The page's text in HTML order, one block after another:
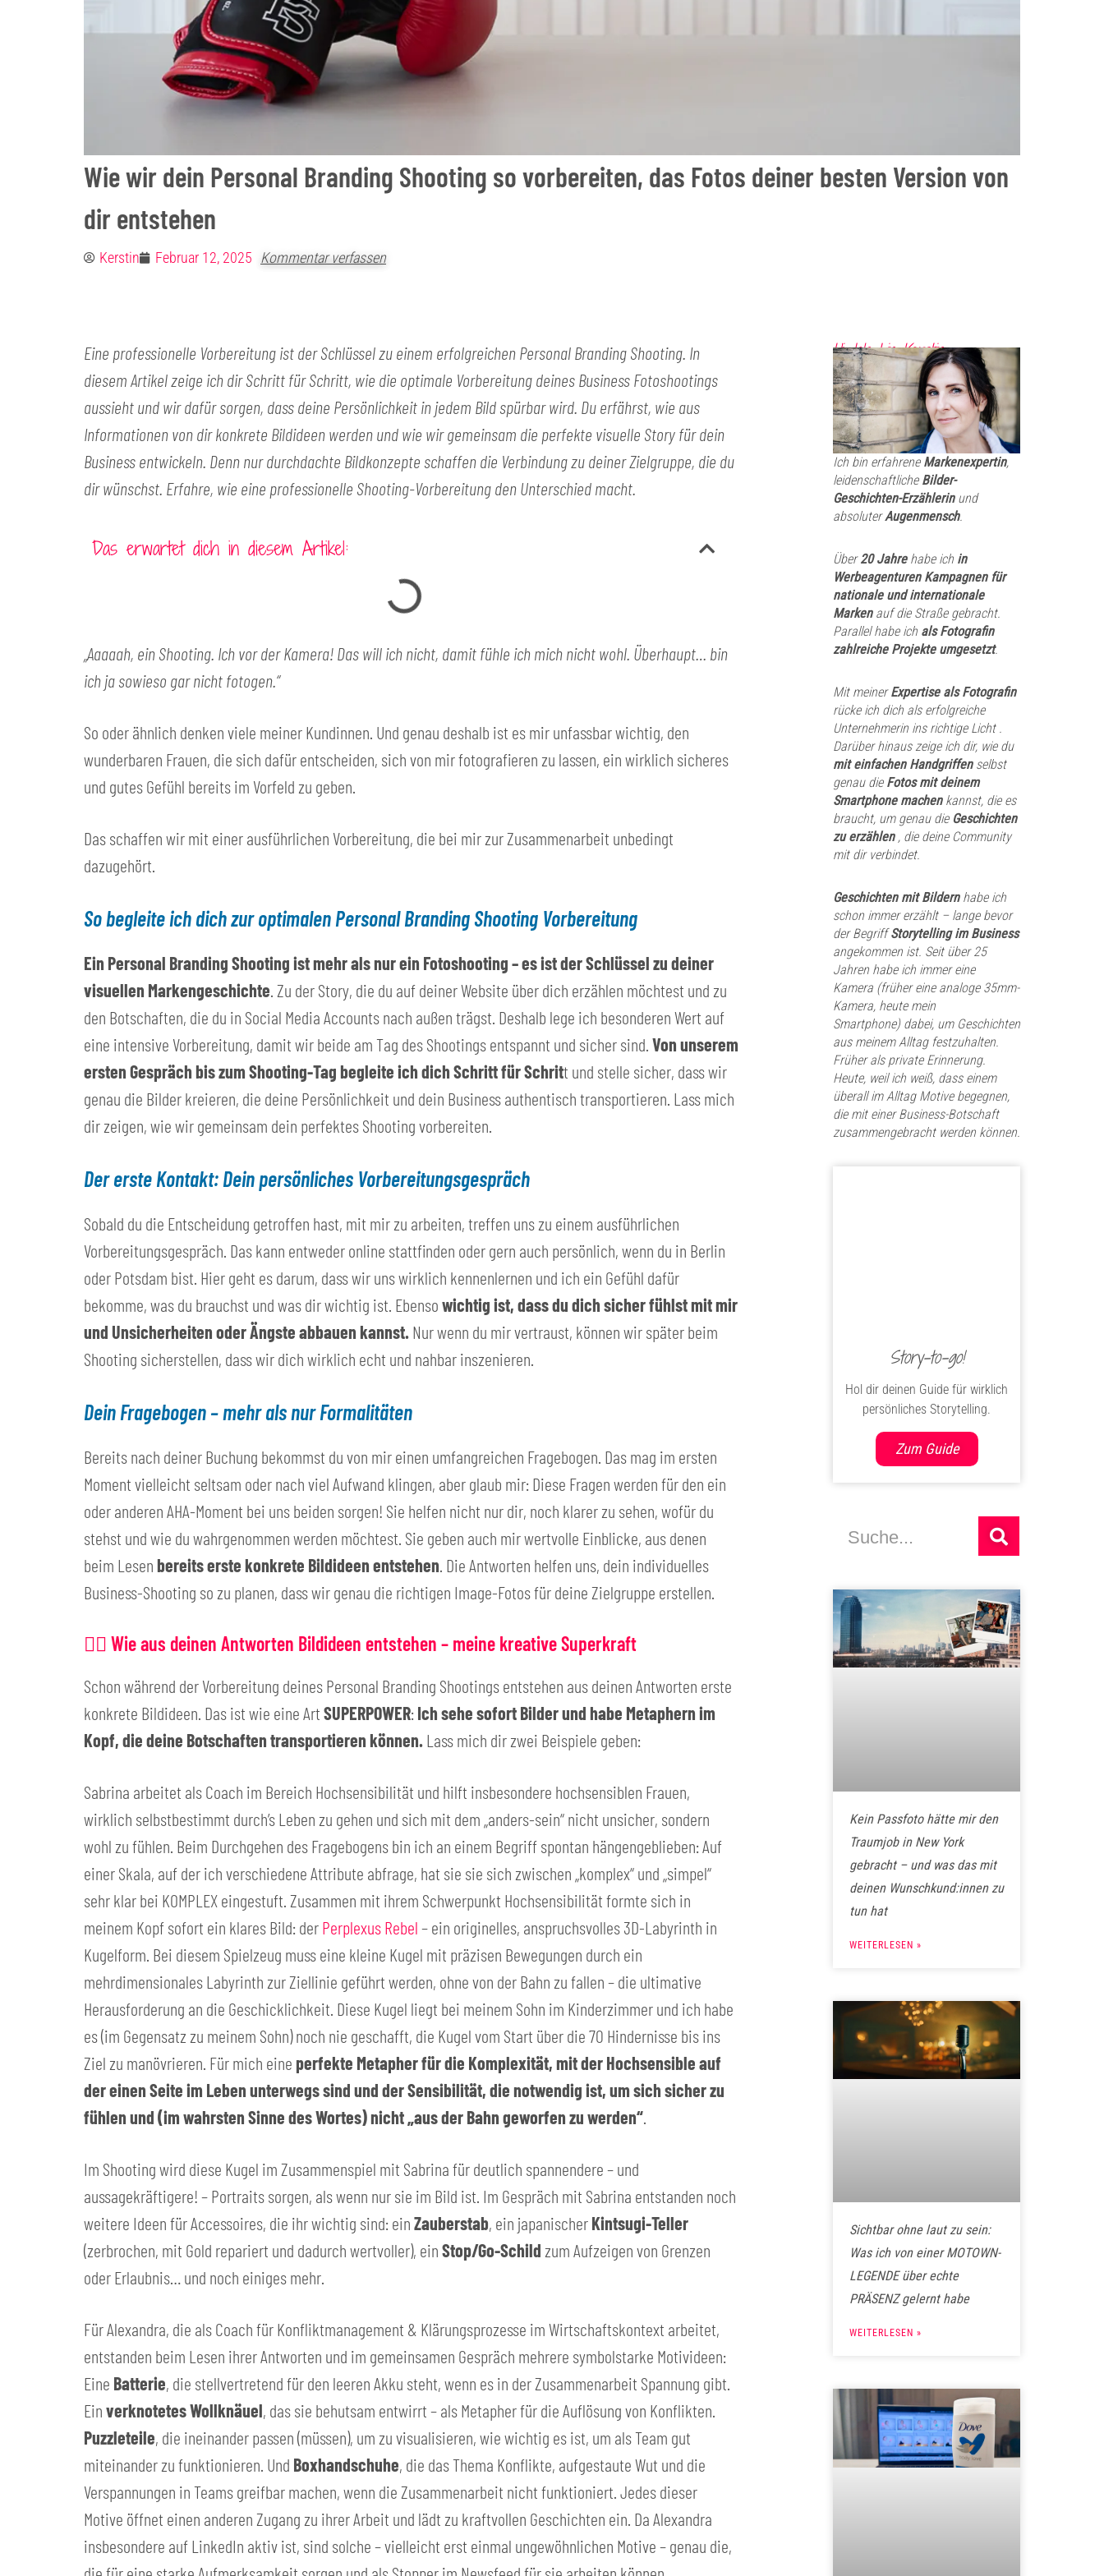
Wie wir dein Personal Branding Shooting so vorbereiten, das Fotos deiner besten Version von
dir entstehen
Kerstin Februar 12, 2025 Kommentar verfassen
Eine professionelle Vorbereitung ist der Schlüssel zu einem erfolgreichen Personal Branding Shooting. In
diesem Artikel zeige ich dir Schritt für Schritt, wie die optimale Vorbereitung deines Business Fotoshootings
aussieht und wir dafür sorgen, dass deine Persönlichkeit in jedem Bild spürbar wird. Du erfährst, wie aus
Informationen von dir konkrete Bildideen werden und wie wir gemeinsam die perfekte visuelle Story für dein
Business entwickeln. Denn nur durchdachte Bildkonzepte schaffen die Verbindung zu deiner Zielgruppe, die du
dir wünschst. Erfahre, wie eine professionelle Shooting-Vorbereitung den Unterschied macht.
Das erwartet dich in diesem Artikel:
„Aaaaah, ein Shooting. Ich vor der Kamera! Das will ich nicht, damit fühle ich mich nicht wohl. Überhaupt… bin
ich ja sowieso gar nicht fotogen.“
So oder ähnlich denken viele meiner Kundinnen. Und genau deshalb ist es mir unfassbar wichtig, den
wunderbaren Frauen, die sich dafür entscheiden, sich von mir fotografieren zu lassen, ein wirklich sicheres
und gutes Gefühl bereits im Vorfeld zu geben.
Das schaffen wir mit einer ausführlichen Vorbereitung, die bei mir zur Zusammenarbeit unbedingt
dazugehört.
So begleite ich dich zur optimalen Personal Branding Shooting Vorbereitung
Ein Personal Branding Shooting ist mehr als nur ein Fotoshooting – es ist der Schlüssel zu deiner
visuellen Markengeschichte. Zu der Story, die du auf deiner Website über dich erzählen möchtest und zu
den Botschaften, die du in Social Media Accounts nach außen trägst. Deshalb lege ich besonderen Wert auf
eine intensive Vorbereitung, damit wir beide am Tag des Shootings entspannt und sicher sind.Von unserem
ersten Gespräch bis zum Shooting-Tag begleite ich dich Schritt für Schritt und stelle sicher, dass wir
genau die Bilder kreieren, die deine Persönlichkeit und dein Business authentisch transportieren. Lass mich
dir zeigen, wie wir gemeinsam dein perfektes Shooting vorbereiten.
Der erste Kontakt: Dein persönliches Vorbereitungsgespräch
Sobald du die Entscheidung getroffen hast, mit mir zu arbeiten, treffen uns zu einem ausführlichen
Vorbereitungsgespräch. Das kann entweder online stattfinden oder gern auch persönlich, wenn du in Berlin
oder Potsdam bist. Hier geht es darum, dass wir uns wirklich kennenlernen und ich ein Gefühl dafür
bekomme, was du brauchst und was dir wichtig ist. Ebensowichtig ist, dass du dich sicher fühlst mit mir
und Unsicherheiten oder Ängste abbauen kannst. Nur wenn du mir vertraust, können wir später beim
Shooting sicherstellen, dass wir dich wirklich echt und nahbar inszenieren.
Dein Fragebogen – mehr als nur Formalitäten
Bereits nach deiner Buchung bekommst du von mir einen umfangreichen Fragebogen. Das mag im ersten
Moment vielleicht seltsam oder nach viel Aufwand klingen, aber glaub mir: Diese Fragen werden für den ein
oder anderen AHA-Moment bei uns beiden sorgen! Sie helfen nicht nur dir, noch klarer zu sehen, wofür du
stehst und wie du wahrgenommen werden möchtest. Sie geben auch mir wertvolle Einblicke, aus denen
beim Lesenbereits erste konkrete Bildideen entstehen. Die Antworten helfen uns, dein individuelles
Business-Shooting so zu planen, dass wir genau die richtigen Image-Fotos für deine Zielgruppe erstellen.
👉🏻 Wie aus deinen Antworten Bildideen entstehen – meine kreative Superkraft
Schon während der Vorbereitung deines Personal Branding Shootings entstehen aus deinen Antworten erste
konkrete Bildideen. Das ist wie eine ArtSUPERPOWER: Ich sehe sofort Bilder und habe Metaphern im
Kopf, die deine Botschaften transportieren können. Lass mich dir zwei Beispiele geben:
Sabrina arbeitet als Coach im Bereich Hochsensibilität und hilft insbesondere hochsensiblen Frauen,
wirklich selbstbestimmt durch’s Leben zu gehen und sich mit dem „anders-sein“ nicht unsicher, sondern
wohl zu fühlen. Beim Durchgehen des Fragebogens bin ich an einem Begriff spontan hängengeblieben: Auf
einer Skala, auf der ich verschiedene Attribute abfrage, hat sie sie sich zwischen „komplex“ und „simpel“
sehr klar bei KOMPLEX eingestuft. Zusammen mit ihrem Schwerpunkt Hochsensibilität formte sich in
meinem Kopf sofort ein klares Bild: derPerplexus Rebel– ein originelles, anspruchsvolles 3D-Labyrinth in
Kugelform. Bei diesem Spielzeug muss eine kleine Kugel mit präzisen Bewegungen durch ein
mehrdimensionales Labyrinth zur Ziellinie geführt werden, ohne von der Bahn zu fallen – die ultimative
Herausforderung an die Geschicklichkeit. Diese Kugel liegt bei meinem Sohn im Kinderzimmer und ich habe
es (im Gegensatz zu meinem Sohn) noch nie geschafft, die Kugel vom Start über die 70 Hindernisse bis ins
Ziel zu manövrieren. Für mich eine perfekte Metapher für die Komplexität, mit der Hochsensible auf
der einen Seite im Leben unterwegs sind und der Sensibilität, die notwendig ist, um sich sicher zu
fühlen und (im wahrsten Sinne des Wortes) nicht „aus der Bahn geworfen zu werden“.
Im Shooting wird diese Kugel im Zusammenspiel mit Sabrina für deutlich spannendere – und
aussagekräftigere! – Portraits sorgen, als wenn nur sie im Bild ist. Im Gespräch mit Sabrina entstanden noch
weitere Ideen für Accessoires, die ihr wichtig sind: einZauberstab, ein japanischerKintsugi-Teller
(zerbrochen, mit Gold repariert und dadurch wertvoller), einStop/Go-Schild zum Aufzeigen von Grenzen
oder Erlaubnis… und noch einiges mehr.
Für Alexandra, die als Coach für Konfliktmanagement & Klärungsprozesse im Wirtschaftskontext arbeitet,
entstanden beim Lesen ihrer Antworten und im gemeinsamen Gespräch mehrere symbolstarke Motivideen:
Eine Batterie, die stellvertretend für den leeren Akku steht, wenn es in der Zusammenarbeit Spannung gibt.
Einverknotetes Wollknäuel, das sie behutsam entwirrt – als Metapher für die Auflösung von Konflikten.
Puzzleteile, die ineinander passen (müssen), um zu visualisieren, wie wichtig es ist, um als Team gut
miteinander zu funktionieren. Und Boxhandschuhe, die das Thema Konflikte, aufgestaute Wut und die
Verspannungen in Teams greifbar machen, wenn die Zusammenarbeit nicht funktioniert. Jedes dieser
Motive öffnet einen anderen Zugang zu ihrer Arbeit und lädt zu kraftvollen Geschichten ein. Da Alexandra
insbesondere auf LinkedIn aktiv ist, sind solche – vielleicht erst einmal ungewöhnlichen Motive – genau die,
Hi. Ich bin Kerstin.
Ich bin erfahrene Markenexpertin,
leidenschaftliche Bilder-
Geschichten-Erzählerinund
absoluterAugenmensch.
Über20 Jahrehabe ich in
Werbeagenturen Kampagnen für
nationale und internationale
Markenauf die Straße gebracht.
Parallel habe ich als Fotografin
zahlreiche Projekte umgesetzt.
Mit meinerExpertise als Fotografin
rücke ich dich als erfolgreiche
Unternehmerin ins richtige Licht .
Darüber hinaus zeige ich dir, wie du
mit einfachen Handgriffenselbst
genau die Fotos mit deinem
Smartphone machenkannst, die es
braucht, um genau dieGeschichten
zu erzählen, die deine Community
mit dir verbindet.
Geschichten mit Bildern habe ich
schon immer erzählt – lange bevor
der BegriffStorytelling im Business
angekommen ist. Seit über 25
Jahren habe ich immer eine
Kamera (früher eine analoge 35mm-
Kamera, heute mein
Smartphone) dabei, um Geschichten
aus meinem Alltag festzuhalten.
Früher als private Erinnerung.
Heute, weil ich weiß, dass einem
überall im Alltag Motive begegnen,
die mit einer Business-Botschaft
zusammengebracht werden können.
Story-to-go!
Hol dir deinen Guide für wirklich
persönliches Storytelling.
Zum Guide
Suche
Kein Passfoto hätte mir den
Traumjob in New York
gebracht – und was das mit
deinen Wunschkund:innen zu
tun hat
WEITERLESEN »
Sichtbar ohne laut zu sein:
Was ich von einer MOTOWN-
LEGENDE über echte
PRÄSENZ gelernt habe
WEITERLESEN »